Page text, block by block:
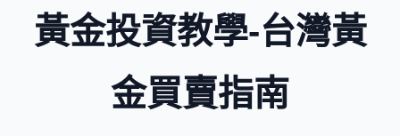
黃金投資教學-台灣黃
金買賣指南